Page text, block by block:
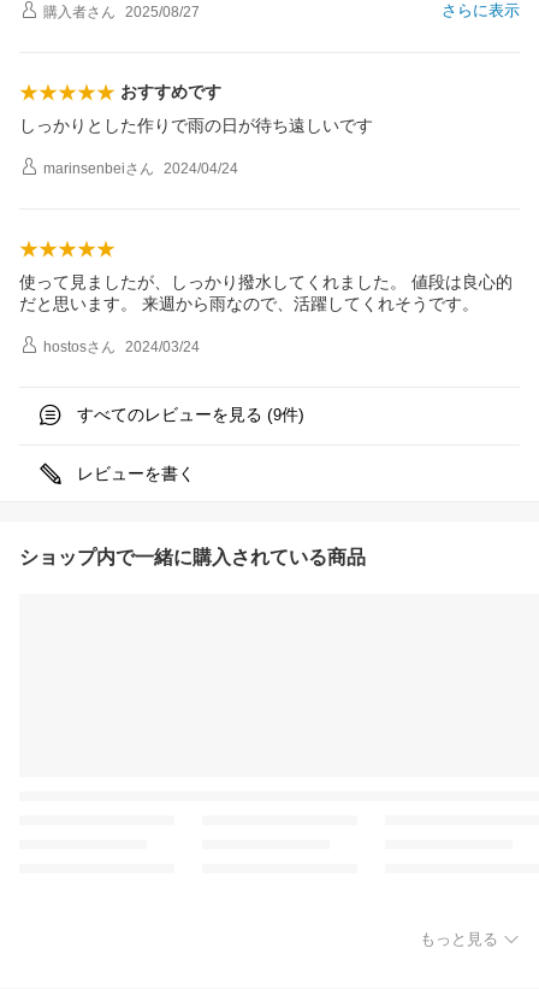
さらに表示
購入者さん 2025/08/27
おすすめです
しっかりとした作りで雨の日が待ち遠しいです
marinsenbeiさん 2024/04/24
使って見ましたが、しっかり撥水してくれました。 値段は良心的
だと思います。 来週から雨なので、活躍してくれそうです。
hostosさん 2024/03/24
すべてのレビューを見る (9件)
レビューを書く
ショップ内で一緒に購入されている商品
もっと見る